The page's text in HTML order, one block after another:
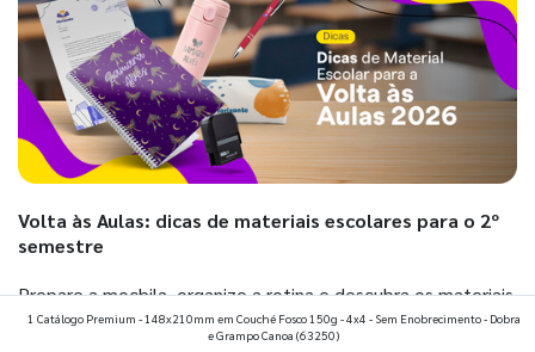
Volta às Aulas: dicas de materiais escolares para o 2º
semestre
Prepare a mochila, organize a rotina e descubra os materiais
que fazem toda diferença para começar o segundo
1 Catálogo Premium - 148x210mm em Couché Fosco 150g - 4x4 - Sem Enobrecimento - Dobra
e Grampo Canoa (63250)